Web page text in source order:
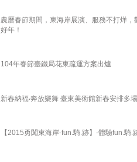
農曆春節期間，東海岸展演、服務不打烊
好年！
104年春節臺鐵局花東疏運方案出爐
新春納福‧奔放樂舞 臺東美術館新春安排多
【2015勇闖東海岸-fun.騎.跡】-體驗fun.騎.